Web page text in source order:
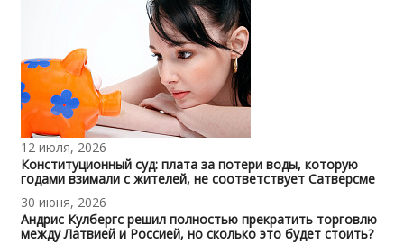
12 июля, 2026
Конституционный суд: плата за потери воды, которую
годами взимали с жителей, не соответствует Сатверсме
30 июня, 2026
Андрис Кулбергс решил полностью прекратить торговлю
между Латвией и Россией, но сколько это будет стоить?